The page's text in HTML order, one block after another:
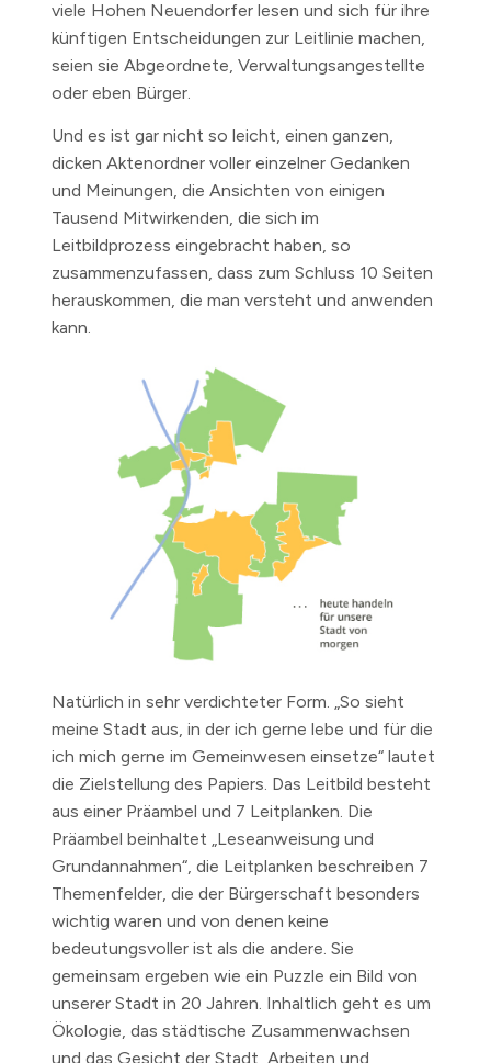
viele Hohen Neuendorfer lesen und sich für ihre
künftigen Entscheidungen zur Leitlinie machen,
seien sie Abgeordnete, Verwaltungsangestellte
oder eben Bürger.
Und es ist gar nicht so leicht, einen ganzen,
dicken Aktenordner voller einzelner Gedanken
und Meinungen, die Ansichten von einigen
Tausend Mitwirkenden, die sich im
Leitbildprozess eingebracht haben, so
zusammenzufassen, dass zum Schluss 10 Seiten
herauskommen, die man versteht und anwenden
kann.
Natürlich in sehr verdichteter Form. „So sieht
meine Stadt aus, in der ich gerne lebe und für die
ich mich gerne im Gemeinwesen einsetze“ lautet
die Zielstellung des Papiers. Das Leitbild besteht
aus einer Präambel und 7 Leitplanken. Die
Präambel beinhaltet „Leseanweisung und
Grundannahmen“, die Leitplanken beschreiben 7
Themenfelder, die der Bürgerschaft besonders
wichtig waren und von denen keine
bedeutungsvoller ist als die andere. Sie
gemeinsam ergeben wie ein Puzzle ein Bild von
unserer Stadt in 20 Jahren. Inhaltlich geht es um
Ökologie, das städtische Zusammenwachsen
und das Gesicht der Stadt, Arbeiten und